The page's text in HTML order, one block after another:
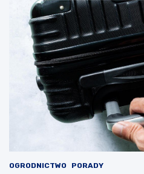
OGRODNICTWO PORADY